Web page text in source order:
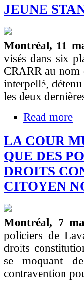
JEUNE
Montréal, 11
visés dans six
CRARR au nom
interpellé,
les deux
Read more
LA COUR
QUE DES
DROITS
CITOYEN
Montréal, 7
policiers de
droits
se moquant
contravention